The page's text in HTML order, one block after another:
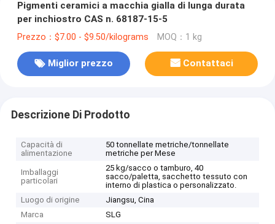
Pigmenti ceramici a macchia gialla di lunga durata
per inchiostro CAS n. 68187-15-5
Prezzo：$7.00 - $9.50/kilograms MOQ：1 kg
Miglior prezzo Contattaci
Descrizione Di Prodotto
Capacità di
alimentazione
50 tonnellate metriche/tonnellate
metriche per Mese
Imballaggi
particolari
25 kg/sacco o tamburo, 40
sacco/paletta, sacchetto tessuto con
interno di plastica o personalizzato.
Luogo di origine
Jiangsu, Cina
Marca
SLG